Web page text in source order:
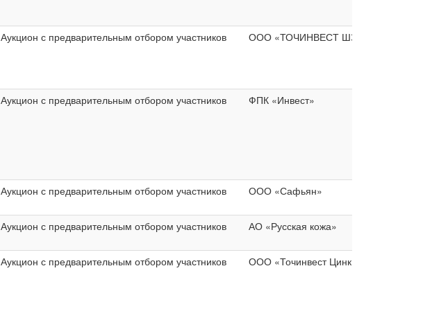
Аукцион с предварительным отбором участников ООО «ТОЧИНВЕСТ ШЗМК»
Аукцион с предварительным отбором участников ФПК «Инвест»
Аукцион с предварительным отбором участников ООО «Сафьян»
Аукцион с предварительным отбором участников АО «Русская кожа»
Аукцион с предварительным отбором участников ООО «Точинвест Цинк»